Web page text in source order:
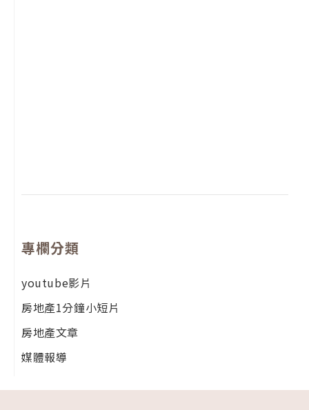
專欄分類
youtube影片
房地產1分鐘小短片
房地產文章
媒體報導